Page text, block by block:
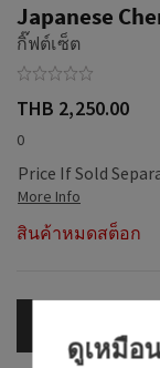
Japanese
กิ๊ฟต์เซ็ต
THB 2,250.00
0
Price If Sold
สินค้าหมดสต็อก
ดูเหมือ